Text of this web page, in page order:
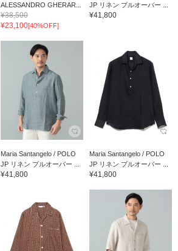
ALESSANDRO GHERAR...
¥38,500
¥23,100[40%OFF]
JP リネン プルオーバー ...
¥41,800
Maria Santangelo / POLO
JP リネン プルオーバー ...
¥41,800
Maria Santangelo / POLO
JP リネン プルオーバー ...
¥41,800